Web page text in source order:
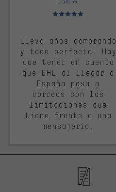
Valoración media: 5 de 5
Llevo años comprando
y todo perfecto. Hay
que tener en cuenta
que DHL al llegar a
España pasa a
correos con las
limitaciones que
tiene frente a una
mensajería.